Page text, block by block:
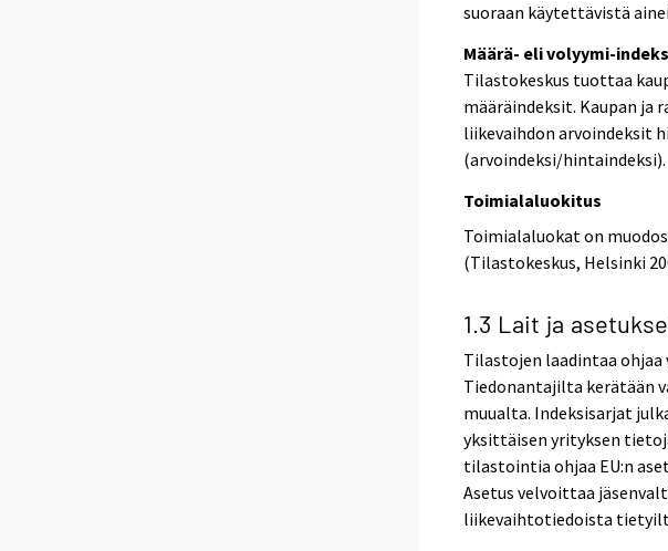
suoraan käytettävistä
Määrä- eli volyymi-
Tilastokeskus tuottaa
määräindeksit. Kaupan ja
liikevaihdon arvoindeksit
(arvoindeksi/hintaindeksi).
Toimialaluokitus
Toimialaluokat on
(Tilastokeskus, Helsinki
1.3 Lait ja
Tilastojen laadintaa
Tiedonantajilta kerätään
muualta. Indeksisarjat
yksittäisen yrityksen
tilastointia ohjaa EU:n
Asetus velvoittaa
liikevaihtotiedoista